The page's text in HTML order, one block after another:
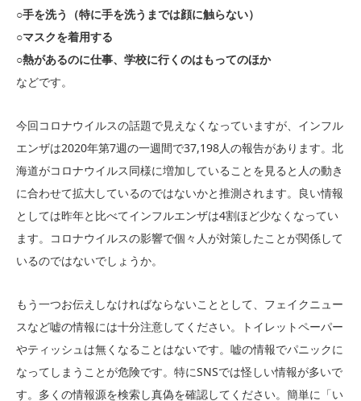
○手を洗う（特に手を洗うまでは顔に触らない）
○マスクを着用する
○熱があるのに仕事、学校に行くのはもってのほか
などです。
今回コロナウイルスの話題で見えなくなっていますが、インフル
エンザは2020年第7週の一週間で37,198人の報告があります。北
海道がコロナウイルス同様に増加していることを見ると人の動き
に合わせて拡大しているのではないかと推測されます。良い情報
としては昨年と比べてインフルエンザは4割ほど少なくなってい
ます。コロナウイルスの影響で個々人が対策したことが関係して
いるのではないでしょうか。
もう一つお伝えしなければならないこととして、フェイクニュー
スなど嘘の情報には十分注意してください。トイレットペーパー
やティッシュは無くなることはないです。嘘の情報でパニックに
なってしまうことが危険です。特にSNSでは怪しい情報が多いで
す。多くの情報源を検索し真偽を確認してください。簡単に「い